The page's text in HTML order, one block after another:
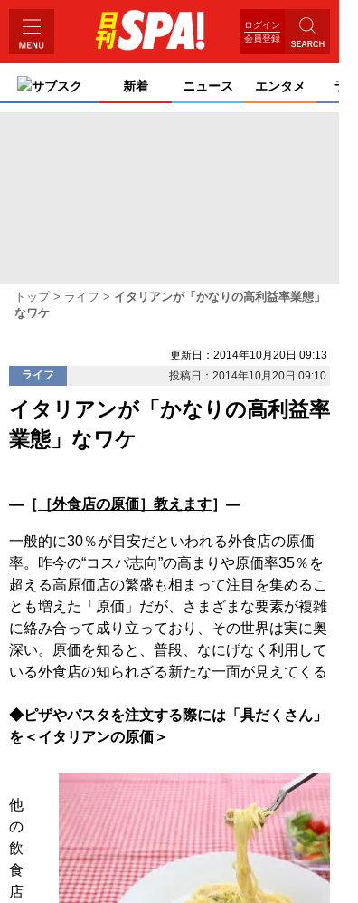
ログイン
会員登録
サブスク 新着 ニュース エンタメ ライ
トップ ライフ
イタリアンが「かなりの高利益率業態」
なワケ
更新日：2014年10月20日 09:13
ライフ
投稿日：2014年10月20日 09:10
イタリアンが「かなりの高利益率
業態」なワケ
―［ ［外食店の原価］教えます］―
一般的に30％が目安だといわれる外食店の原価
率。昨今の“コスパ志向”の高まりや原価率35％を
超える高原価店の繁盛も相まって注目を集めるこ
とも増えた「原価」だが、さまざまな要素が複雑
に絡み合って成り立っており、その世界は実に奥
深い。原価を知ると、普段、なにげなく利用して
いる外食店の知られざる新たな一面が見えてくる
◆ピザやパスタを注文する際には「具だくさん」
を＜イタリアンの原価＞
他
の
飲
食
店